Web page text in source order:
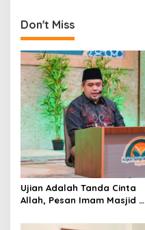
n
a
v
i
g
a
t
i
o
n
Don't Miss
Ujian Adalah Tanda Cinta
Allah, Pesan Imam Masjid Al